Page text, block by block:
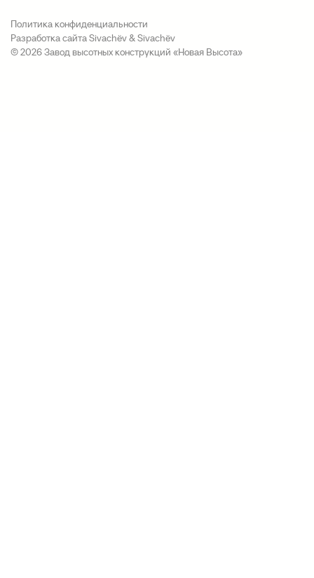
Политика конфиденциальности
Разработка сайта Sivachёv & Sivachёv
© 2026 Завод высотных конструкций «Новая Высота»